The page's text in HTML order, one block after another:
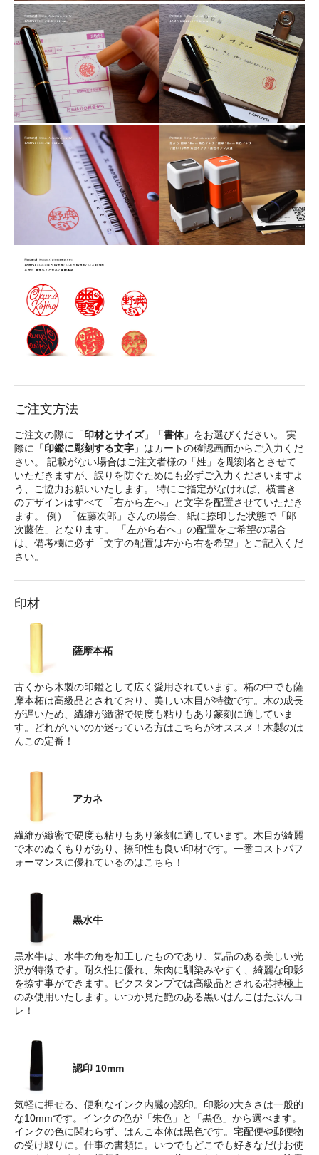
ご注文方法
ご注文の際に「印材とサイズ」「書体」をお選びください。 実
際に「印鑑に彫刻する文字 」はカートの確認画面からご入力くだ
さい。 記載がない場合はご注文者様の「姓」を彫刻名とさせて
いただきますが、誤りを防ぐためにも必ずご入力くださいますよ
う、ご協力お願いいたします。 特にご指定がなければ、横書き
のデザインはすべて「右から左へ」と文字を配置させていただき
ます。 例）「佐藤次郎」さんの場合、紙に捺印した状態で「郎
次藤佐」となります。 「左から右へ」の配置をご希望の場合
は、備考欄に必ず「文字の配置は左から右を希望」とご記入くだ
さい。
印材
薩摩本柘
古くから木製の印鑑として広く愛用されています。柘の中でも薩
摩本柘は高級品とされており、美しい木目が特徴です。木の成長
が遅いため、繊維が緻密で硬度も粘りもあり篆刻に適していま
す。どれがいいのか迷っている方はこちらがオススメ！木製のは
んこの定番！
アカネ
繊維が緻密で硬度も粘りもあり篆刻に適しています。木目が綺麗
で木のぬくもりがあり、捺印性も良い印材です。一番コストパフ
ォーマンスに優れているのはこちら！
黒水牛
黒水牛は、水牛の角を加工したものであり、気品のある美しい光
沢が特徴です。耐久性に優れ、朱肉に馴染みやすく、綺麗な印影
を捺す事ができます。ピクスタンプでは高級品とされる芯持極上
のみ使用いたします。いつか見た艶のある黒いはんこはたぶんコ
レ！
認印 10mm
気軽に押せる、便利なインク内臓の認印。印影の大きさは一般的
な10mmです。インクの色が「朱色」と「黒色」から選べます。
インクの色に関わらず、はんこ本体は黒色です。宅配便や郵便物
の受け取りに。仕事の書類に。いつでもどこでも好きなだけお使